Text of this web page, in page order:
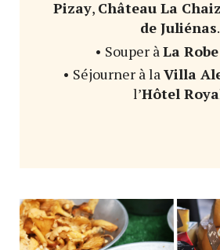
Pizay, Château La
de Juliénas.
• Souper àLa
• Séjourner à laVilla
l’Hôtel